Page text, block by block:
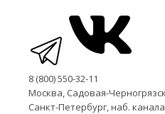
8 (800) 550-32-11
Москва, Садовая-
Санкт-Петербург, наб.